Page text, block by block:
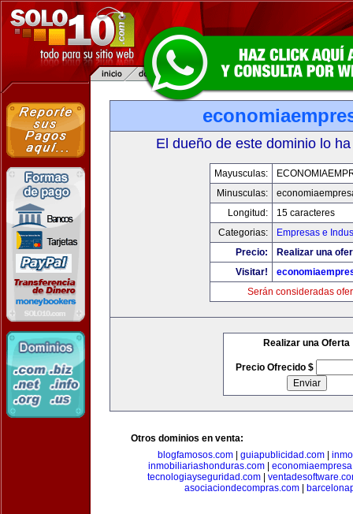
El dueño de este dominio lo
Mayusculas:
Minusculas:
Longitud:
15 caracteres
Categorias:
Empresas e
Precio:
Realizar una
Visitar!
Serán consideradas
Realizar una Oferta
Precio Ofrecido $
Otros dominios en venta:
blogfamosos.com
guiapublicidad.com
inmobiliariashonduras.com
tecnologiayseguridad.com|
asociaciondecompras.com|